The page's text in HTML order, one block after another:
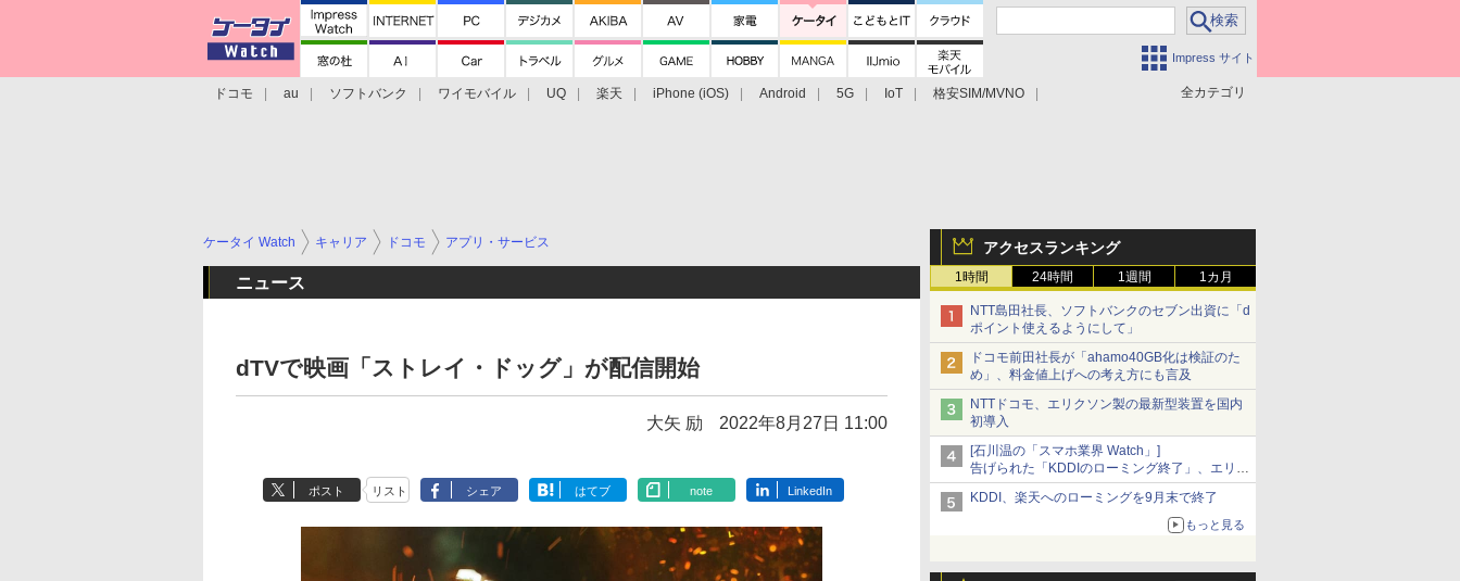
Impress サイト
全カテゴリ
ドコモ au ソフトバンク ワイモバイル UQ 楽天 iPhone (iOS) Android 5G IoT
格安SIM/MVNO
アクセスランキング
1時間 24時間 1週間 1カ月
NTT島田社長、ソフトバンクのセブン出資に「d
ポイント使えるようにして」
ドコモ前田社長が「ahamo40GB化は検証のた
め」、料金値上げへの考え方にも言及
NTTドコモ、エリクソン製の最新型装置を国内
初導入
[石川温の「スマホ業界 Watch」]
告げられた「KDDIのローミング終了」、エリア
マップの落とし穴と楽天モバイルの課題
KDDI、楽天へのローミングを9月末で終了
もっと見る
ケータイ Watch キャリア ドコモ アプリ・サービス
ニュース
dTVで映画「ストレイ・ドッグ」が配信開始
大矢 励 2022年8月27日 11:00
ポスト リスト シェア はてブ note LinkedIn